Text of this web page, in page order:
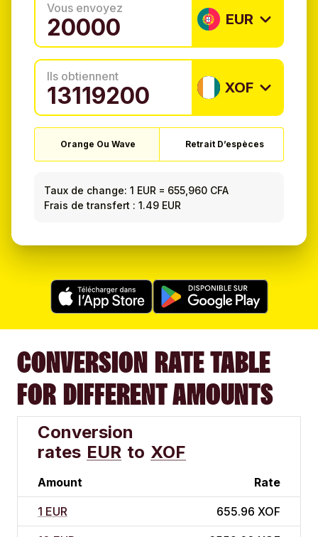
Vous envoyez
EUR
Ils obtiennent
XOF
Orange Ou Wave Retrait D’espèces
Taux de change: 1 EUR = 655,960 CFA
Frais de transfert : 1.49 EUR
CONVERSION RATE TABLE
FOR DIFFERENT AMOUNTS
Conversion
rates EUR to XOF
Amount Rate
1 EUR 655.96 XOF